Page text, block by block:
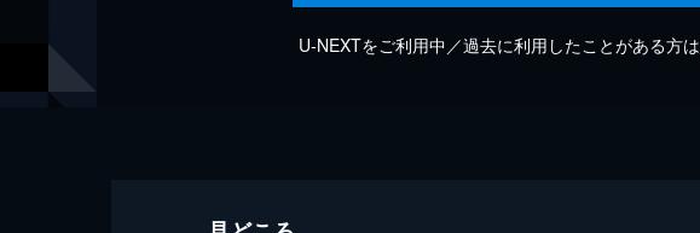
U-NEXTをご利用中／過去に利用したことがある方は